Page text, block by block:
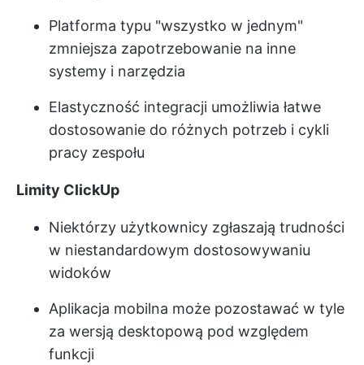
Platforma typu "wszystko w jednym"
zmniejsza zapotrzebowanie na inne
systemy i narzędzia
Elastyczność integracji umożliwia łatwe
dostosowanie do różnych potrzeb i cykli
pracy zespołu
Limity ClickUp
Niektórzy użytkownicy zgłaszają trudności
w niestandardowym dostosowywaniu
widoków
Aplikacja mobilna może pozostawać w tyle
za wersją desktopową pod względem
funkcji